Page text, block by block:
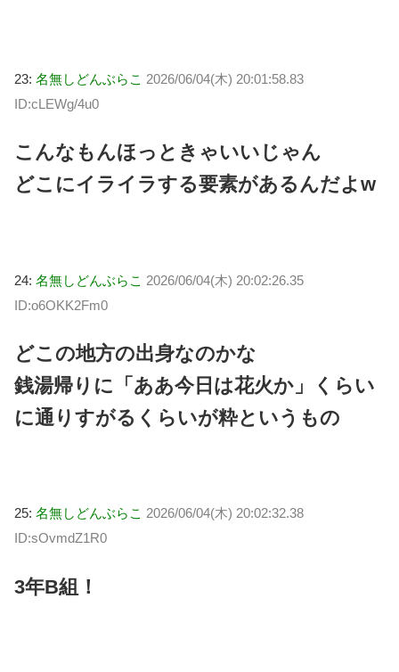
23: 名無しどんぶらこ 2026/06/04(木) 20:01:58.83
ID:cLEWg/4u0
こんなもんほっときゃいいじゃん
どこにイライラする要素があるんだよw
24: 名無しどんぶらこ 2026/06/04(木) 20:02:26.35
ID:o6OKK2Fm0
どこの地方の出身なのかな
銭湯帰りに「ああ今日は花火か」くらい
に通りすがるくらいが粋というもの
25: 名無しどんぶらこ 2026/06/04(木) 20:02:32.38
ID:sOvmdZ1R0
3年B組！